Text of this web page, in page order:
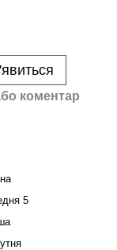
коментар
5